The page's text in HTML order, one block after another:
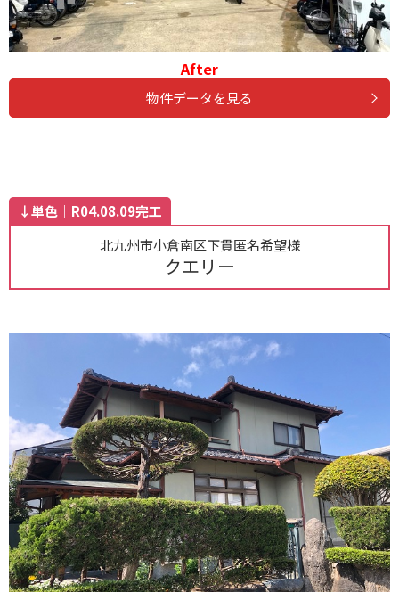
After
物件データを見る
↓単色｜R04.08.09完工
北九州市小倉南区下貫匿名希望様
クエリー